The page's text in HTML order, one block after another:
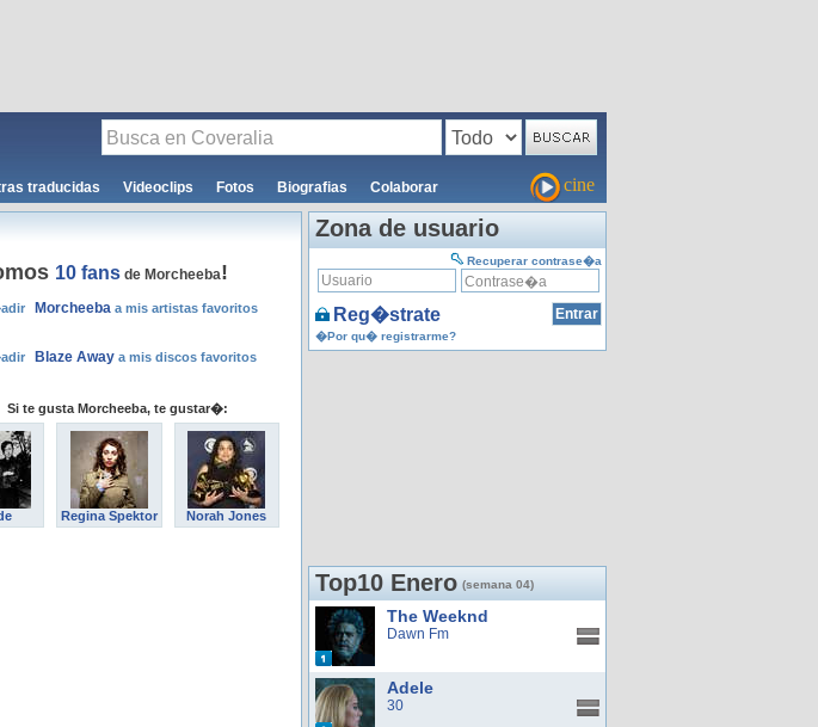
traducidas Videoclips Fotos Biografias Colaborar cine
10 fans de Morcheeba!
Morcheeba a mis artistas favoritos
Blaze Away a mis discos favoritos
Si te gusta Morcheeba, te gustar�:
Regina Spektor Norah Jones
Zona de usuario
Recuperar contrase�a
Reg�strate
�Por qu� registrarme?
Top10 Enero (semana 04)
The Weeknd
Dawn Fm
Adele
30